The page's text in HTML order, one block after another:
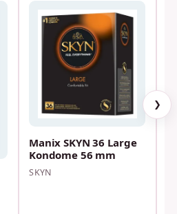
Manix SKYN 36 Large
Kondome 56 mm
SKYN
❯